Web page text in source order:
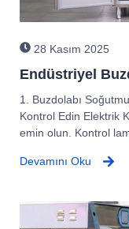
28 Kasım 2025
Endüstriyel
1. Buzdolabı
Kontrol Edin Elektrik
emin olun. Kontrol
Devamını Oku